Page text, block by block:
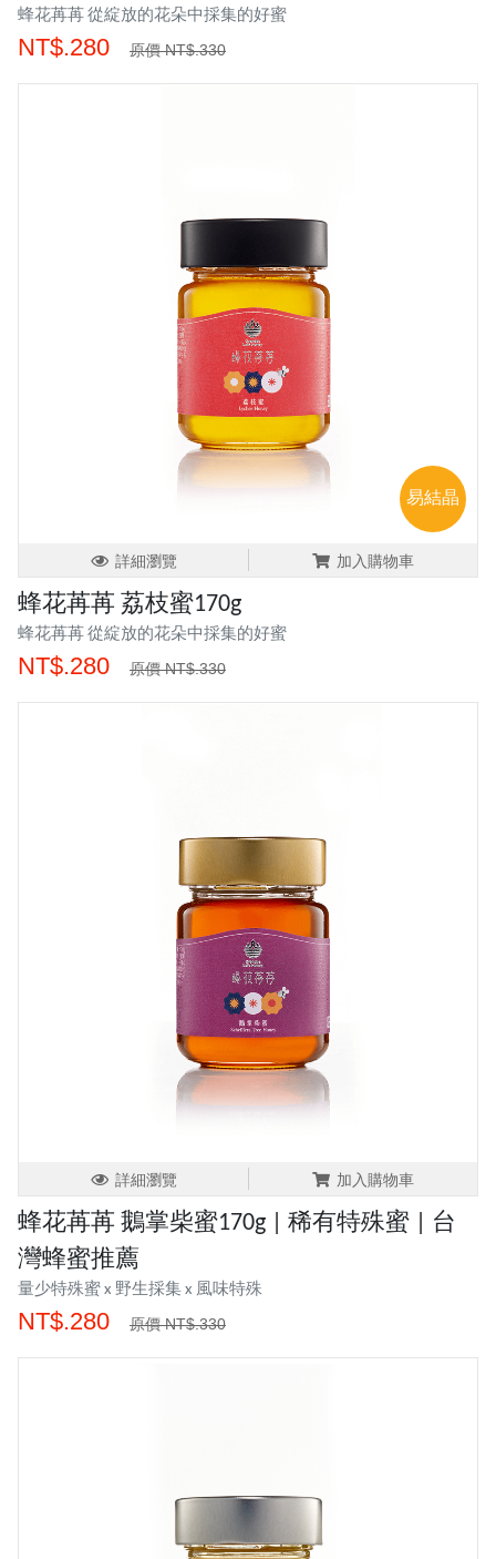
蜂花苒苒 從綻放的花朵中採集的好蜜
NT$.280 原價 NT$.330
易結晶
詳細瀏覽 加入購物車
蜂花苒苒 荔枝蜜170g
蜂花苒苒 從綻放的花朵中採集的好蜜
NT$.280 原價 NT$.330
詳細瀏覽 加入購物車
蜂花苒苒 鵝掌柴蜜170g | 稀有特殊蜜 | 台
灣蜂蜜推薦
量少特殊蜜 x 野生採集 x 風味特殊
NT$.280 原價 NT$.330